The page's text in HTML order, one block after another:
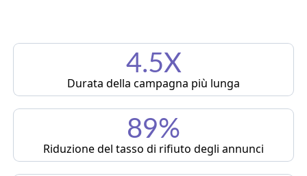
4.5X
Durata della campagna più lunga
89%
Riduzione del tasso di rifiuto degli annunci